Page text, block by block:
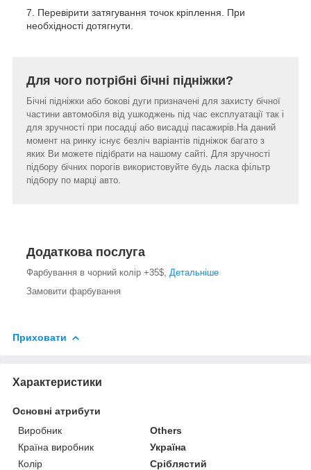
Перевірити затягування точок кріплення. При
необхідності дотягнути.
Для чого потрібні бічні підніжки?
Бічні підніжки або бокові дуги призначені для захисту бічної
частини автомобіля від ушкоджень під час експлуатації так і
для зручності при посадці або висадці пасажирів.На даний
момент на ринку існує безліч варіантів підніжок багато з
яких Ви можете підібрати на нашому сайті. Для зручності
підбору бічних порогів використовуйте будь ласка фільтр
підбору по марці авто.
Додаткова послуга
Фарбування в чорний колір +35$, Детальніше
Замовити фарбування
Приховати
Характеристики
Основні атрибути
Виробник
Others
Країна виробник
Україна
Колір
Сріблястий